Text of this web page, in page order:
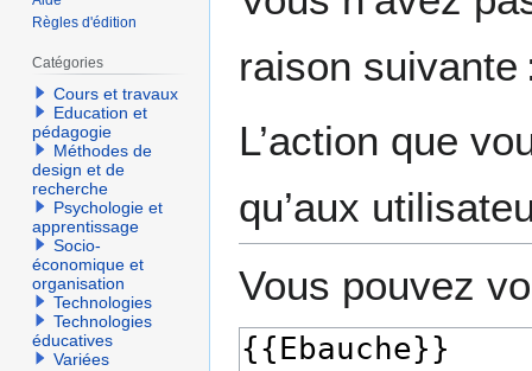
à
navigation
à
recherche
raison suivante
L’action que
qu’aux
Vous pouvez
Règles d'édition
Catégories
Cours et travaux
Education et
pédagogie
Méthodes de
design et de
recherche
Psychologie et
apprentissage
Socio-
économique et
organisation
Technologies
Technologies
éducatives
Variées